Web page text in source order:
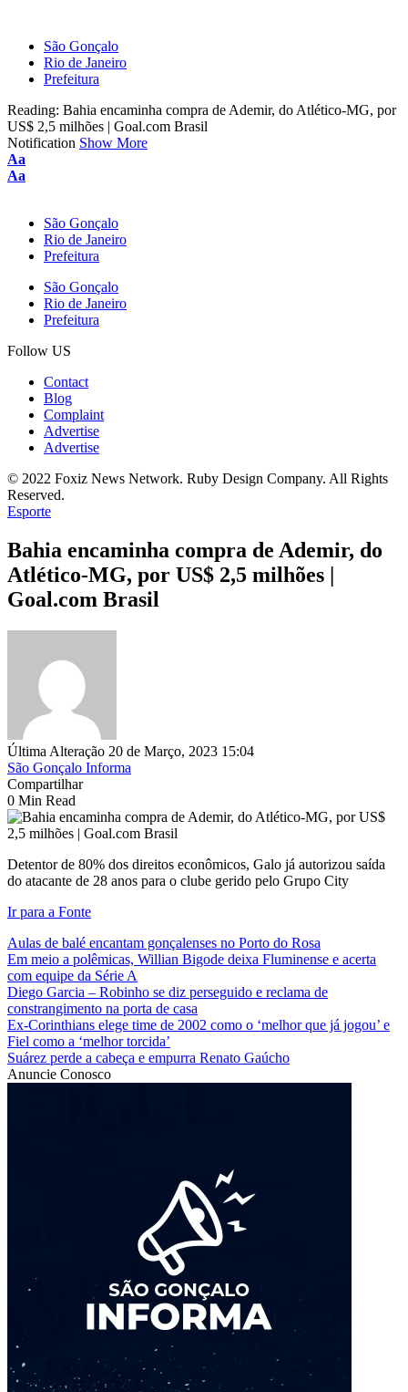
São Gonçalo
Rio de Janeiro
Prefeitura
Reading: Bahia encaminha compra de Ademir, do Atlético-MG, por
US$ 2,5 milhões | Goal.com Brasil
Notification Show More
Aa
Aa
São Gonçalo
Rio de Janeiro
Prefeitura
São Gonçalo
Rio de Janeiro
Prefeitura
Follow US
Contact
Blog
Complaint
Advertise
Advertise
© 2022 Foxiz News Network. Ruby Design Company. All Rights
Reserved.
Esporte
Bahia encaminha compra de Ademir, do
Atlético-MG, por US$ 2,5 milhões |
Goal.com Brasil
Última Alteração 20 de Março, 2023 15:04
São Gonçalo Informa
Compartilhar
0 Min Read
Detentor de 80% dos direitos econômicos, Galo já autorizou saída
do atacante de 28 anos para o clube gerido pelo Grupo City
Ir para a Fonte
Aulas de balé encantam gonçalenses no Porto do Rosa
Em meio a polêmicas, Willian Bigode deixa Fluminense e acerta
com equipe da Série A
Diego Garcia – Robinho se diz perseguido e reclama de
constrangimento na porta de casa
Ex-Corinthians elege time de 2002 como o ‘melhor que já jogou’ e
Fiel como a ‘melhor torcida’
Suárez perde a cabeça e empurra Renato Gaúcho
Anuncie Conosco